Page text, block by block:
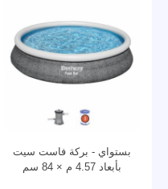
بستواي - بركة فاست سيت
بأبعاد 4.57 م × 84 سم